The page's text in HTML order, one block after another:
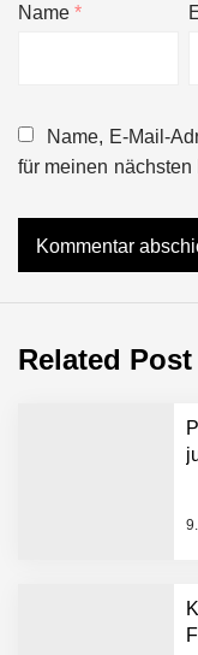
Name*
Name, E-Mail-
für meinen nächsten
Related Post